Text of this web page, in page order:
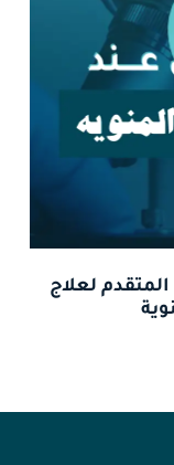
لعلاج